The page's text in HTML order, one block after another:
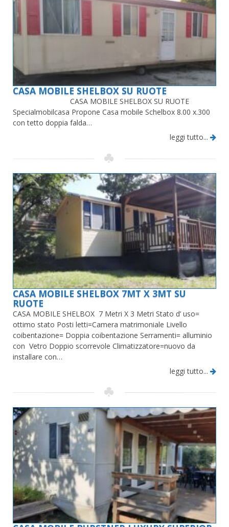
CASA MOBILE SHELBOX SU RUOTE
CASA MOBILE SHELBOX SU RUOTE
Specialmobilcasa Propone Casa mobile Schelbox 8.00 x.300
con tetto doppia falda…
leggi tutto...
CASA MOBILE SHELBOX 7MT X 3MT SU
RUOTE
CASA MOBILE SHELBOX 7 Metri X 3 Metri Stato d’ uso=
ottimo stato Posti letti=Camera matrimoniale Livello
coibentazione= Doppia coibentazione Serramenti= alluminio
con Vetro Doppio scorrevole Climatizzatore=nuovo da
installare con…
leggi tutto...